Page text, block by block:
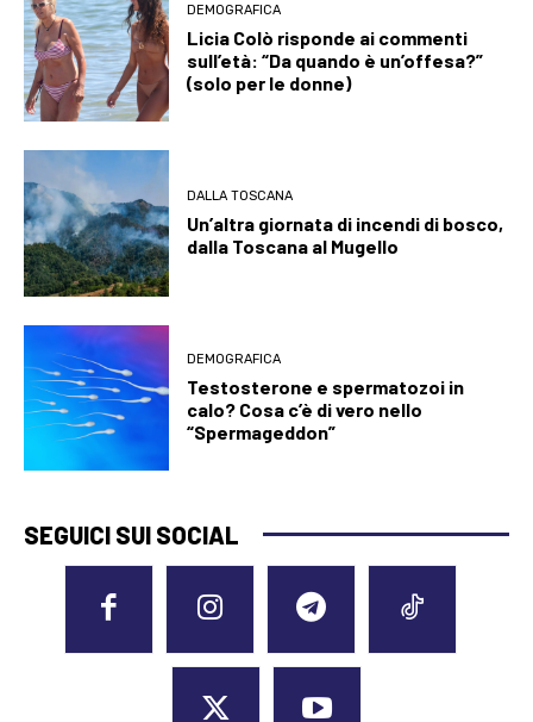
DEMOGRAFICA
Licia Colò risponde ai commenti
sull’età: “Da quando è un’offesa?”
(solo per le donne)
DALLA TOSCANA
Un’altra giornata di incendi di bosco,
dalla Toscana al Mugello
DEMOGRAFICA
Testosterone e spermatozoi in
calo? Cosa c’è di vero nello
“Spermageddon”
SEGUICI SUI SOCIAL